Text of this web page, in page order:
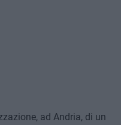
ad Andria, di un